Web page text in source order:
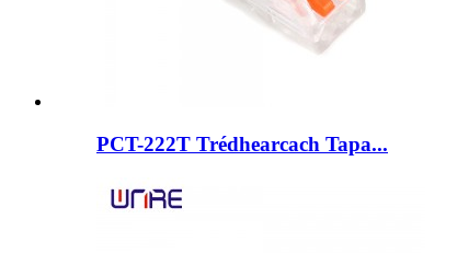
PCT-222T Trédhearcach Tapa...